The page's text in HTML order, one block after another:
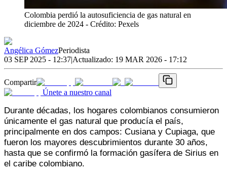
Colombia perdió la autosuficiencia de gas natural en
diciembre de 2024 - Crédito: Pexels
Angélica GómezPeriodista
03 SEP 2025 - 12:37|Actualizado: 19 MAR 2026 - 17:12
Compartir
Únete a nuestro canal
Durante décadas, los hogares colombianos consumieron
únicamente el gas natural que producía el país,
principalmente en dos campos: Cusiana y Cupiaga, que
fueron los mayores descubrimientos durante 30 años,
hasta que se confirmó la formación gasífera de Sirius en
el caribe colombiano.